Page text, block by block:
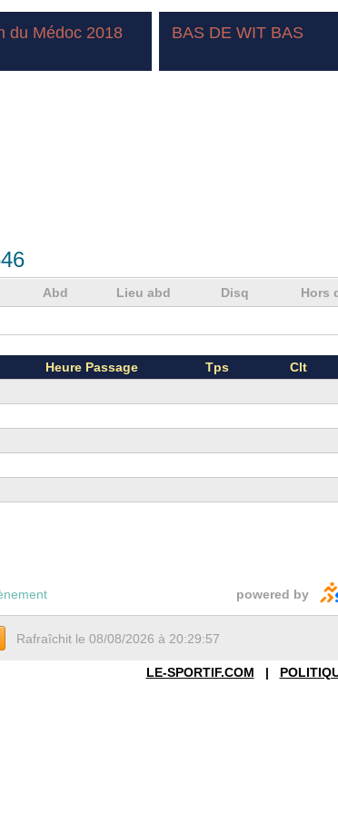
du Médoc 2018 BAS DE WIT BAS
Abd Lieu abd Disq Hors
Heure Passage Tps Clt
powered by
Rafraîchit le 08/08/2026 à 20:29:57
LE-SPORTIF.COM |